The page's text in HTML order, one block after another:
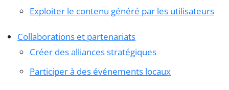
Exploiter le contenu généré par les utilisateurs
Collaborations et partenariats
Créer des alliances stratégiques
Participer à des événements locaux